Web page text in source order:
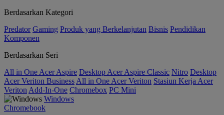
Berdasarkan Kategori
Predator Gaming Produk yang Berkelanjutan Bisnis Pendidikan
Komponen
Berdasarkan Seri
All in One Acer Aspire Desktop Acer Aspire Classic Nitro Desktop
Acer Veriton Business All in One Acer Veriton Stasiun Kerja Acer
Veriton Add-In-One Chromebox PC Mini
Windows
Chromebook